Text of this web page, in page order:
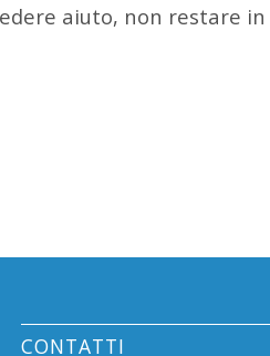
aiuto, non restare in
CONTATTI